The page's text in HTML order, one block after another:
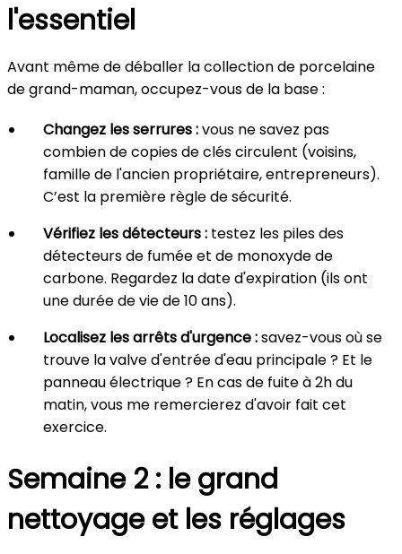
l'essentiel
Avant même de déballer la collection de porcelaine
de grand-maman, occupez-vous de la base :
Changez les serrures :vous ne savez pas
combien de copies de clés circulent (voisins,
famille de l'ancien propriétaire, entrepreneurs).
C’est la première règle de sécurité.
Vérifiez les détecteurs : testez les piles des
détecteurs de fumée et de monoxyde de
carbone. Regardez la date d'expiration (ils ont
une durée de vie de 10 ans).
Localisez les arrêts d'urgence :savez-vous où se
trouve la valve d'entrée d'eau principale ? Et le
panneau électrique ? En cas de fuite à 2h du
matin, vous me remercierez d'avoir fait cet
exercice.
Semaine 2 : le grand
nettoyage et les réglages